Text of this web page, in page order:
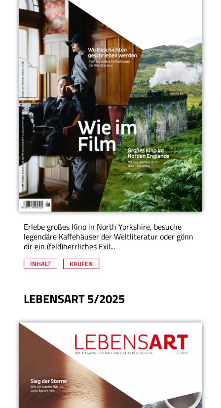
Erlebe großes Kino in North Yorkshire, besuche
legendäre Kaffehäuser der Weltliteratur oder gönn
dir ein (feld)herrliches Exil...
INHALT KAUFEN
LEBENSART 5/2025